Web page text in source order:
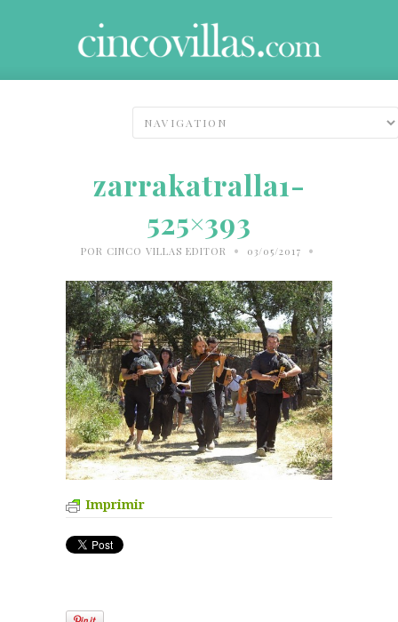
zarrakatralla1-
525×393
POR CINCO VILLAS EDITOR • 03/05/2017 •
Imprimir